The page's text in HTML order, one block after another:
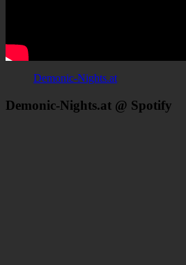
Demonic-Nights.at
Demonic-Nights.at @ Spotify